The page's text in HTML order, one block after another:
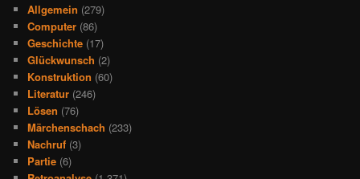
Allgemein (279)
Computer (86)
Geschichte (17)
Glückwunsch (2)
Konstruktion (60)
Literatur (246)
Lösen (76)
Märchenschach (233)
Nachruf (3)
Partie (6)